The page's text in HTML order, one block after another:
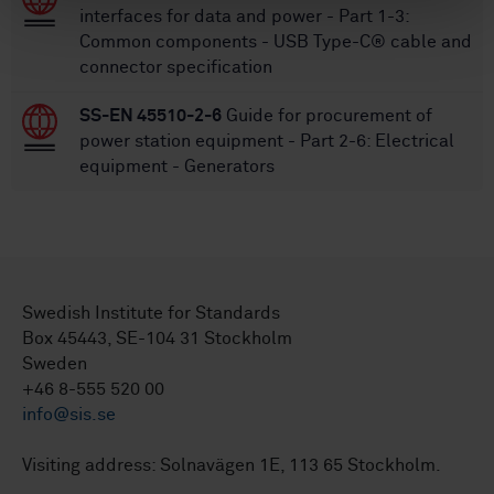
interfaces for data and power - Part 1-3:
Common components - USB Type-C® cable and
connector specification
SS-EN 45510-2-6 Guide for procurement of
power station equipment - Part 2-6: Electrical
equipment - Generators
Swedish Institute for Standards
Box 45443, SE-104 31 Stockholm
Sweden
+46 8-555 520 00
info@sis.se
Visiting address: Solnavägen 1E, 113 65 Stockholm.